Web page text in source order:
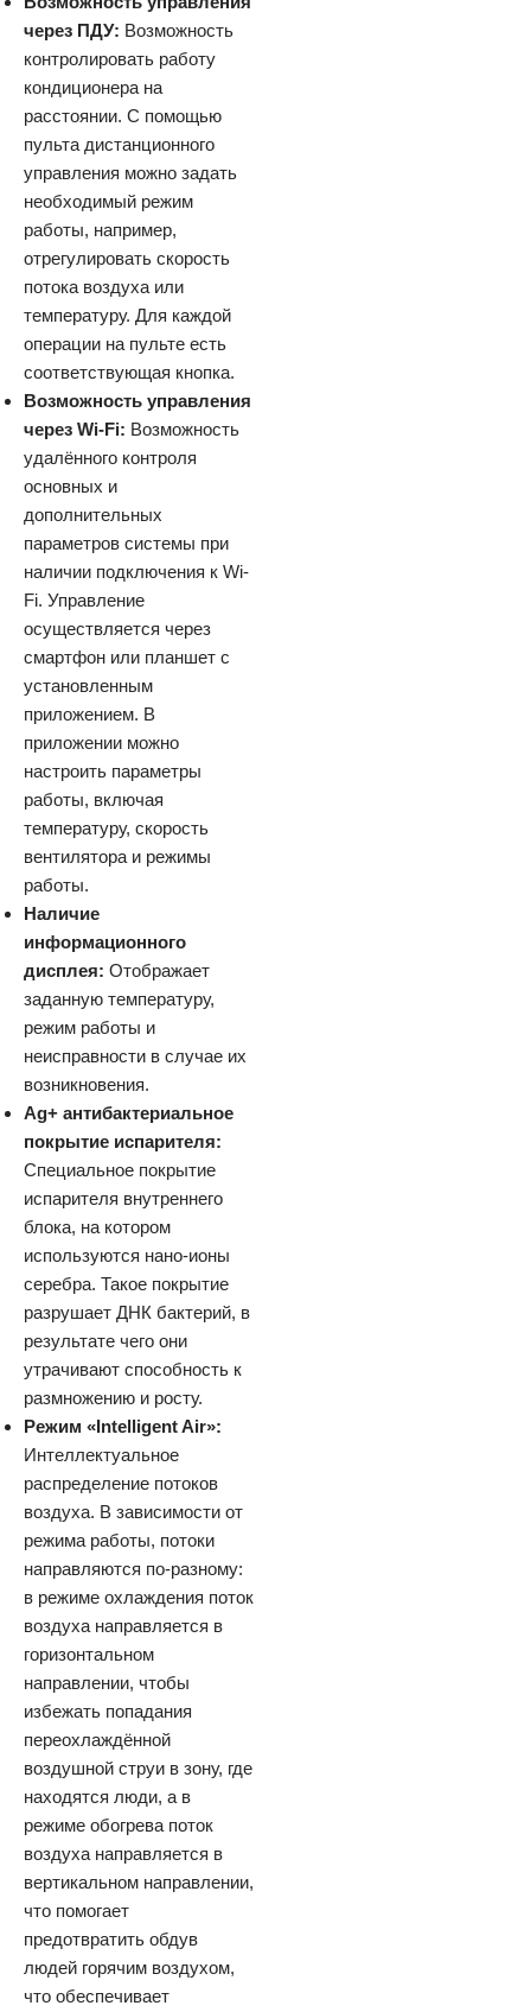
через ПДУ: Возможность
контролировать работу
кондиционера на
расстоянии. С помощью
пульта дистанционного
управления можно задать
необходимый режим
работы, например,
отрегулировать скорость
потока воздуха или
температуру. Для каждой
операции на пульте есть
соответствующая кнопка.
Возможность управления
через Wi-Fi: Возможность
удалённого контроля
основных и
дополнительных
параметров системы при
наличии подключения к Wi-
Fi. Управление
осуществляется через
смартфон или планшет с
установленным
приложением. В
приложении можно
настроить параметры
работы, включая
температуру, скорость
вентилятора и режимы
работы.
Наличие
информационного
дисплея: Отображает
заданную температуру,
режим работы и
неисправности в случае их
возникновения.
Ag+ антибактериальное
покрытие испарителя:
Специальное покрытие
испарителя внутреннего
блока, на котором
используются нано-ионы
серебра. Такое покрытие
разрушает ДНК бактерий, в
результате чего они
утрачивают способность к
размножению и росту.
Режим «Intelligent Air»:
Интеллектуальное
распределение потоков
воздуха. В зависимости от
режима работы, потоки
направляются по-разному:
в режиме охлаждения поток
воздуха направляется в
горизонтальном
направлении, чтобы
избежать попадания
переохлаждённой
воздушной струи в зону, где
находятся люди, а в
режиме обогрева поток
воздуха направляется в
вертикальном направлении,
что помогает
предотвратить обдув
людей горячим воздухом,
что обеспечивает